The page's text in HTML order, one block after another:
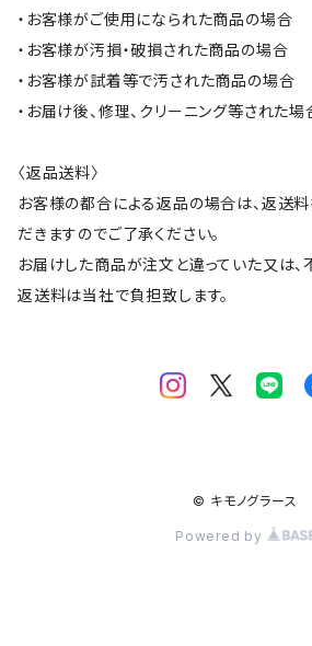
・お客様がご使用になられた商品の場合
・お客様が汚損・破損された商品の場合
・お客様が試着等で汚された商品の場合
・お届け後、修理、クリーニング等された場
〈返品送料〉
お客様の都合による返品の場合は、返送
だきますのでご了承ください。
お届けした商品が注文と違っていた又は
返送料は当社で負担致します。
© キモノグラース
Powered by